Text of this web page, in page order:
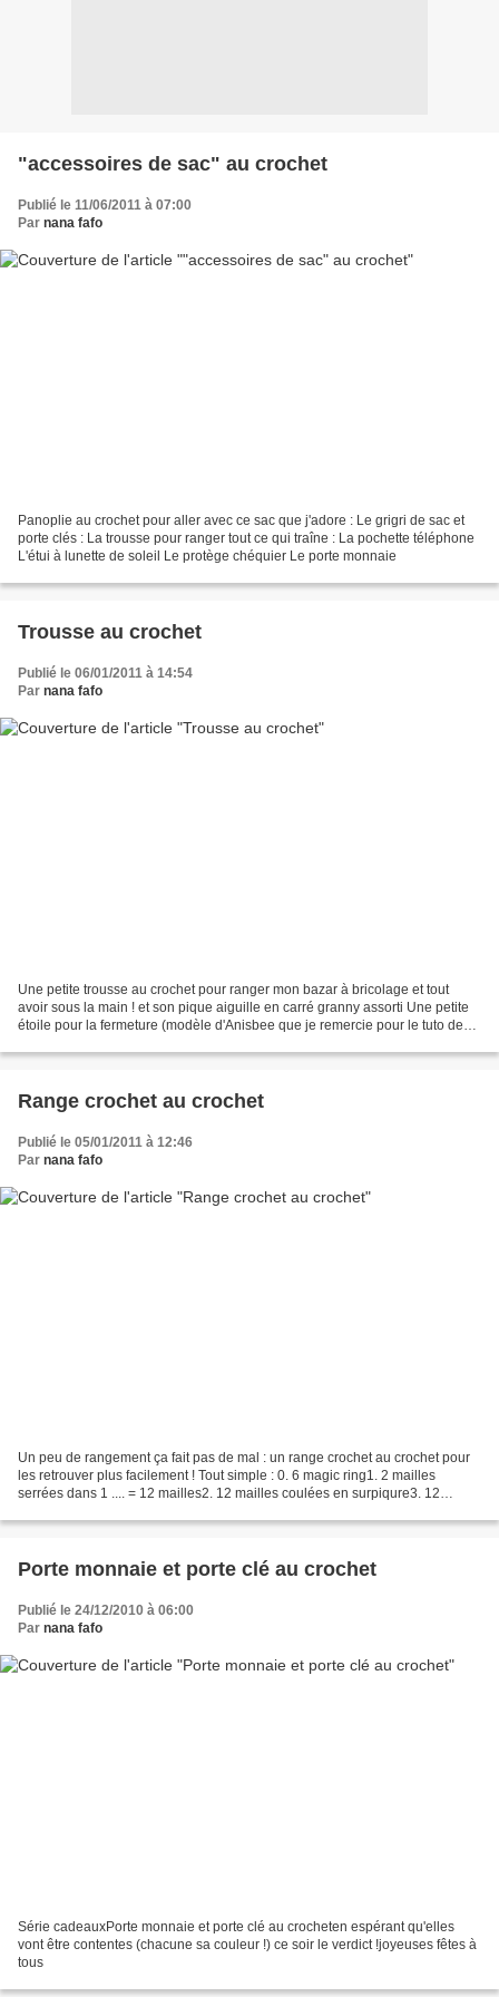
"accessoires de sac" au crochet
Publié le 11/06/2011 à 07:00
Par nana fafo
Panoplie au crochet pour aller avec ce sac que j'adore : Le grigri de sac et
porte clés : La trousse pour ranger tout ce qui traîne : La pochette téléphone
L'étui à lunette de soleil Le protège chéquier Le porte monnaie
Trousse au crochet
Publié le 06/01/2011 à 14:54
Par nana fafo
Une petite trousse au crochet pour ranger mon bazar à bricolage et tout
avoir sous la main ! et son pique aiguille en carré granny assorti Une petite
étoile pour la fermeture (modèle d'Anisbee que je remercie pour le tuto de
Range crochet au crochet
Publié le 05/01/2011 à 12:46
Par nana fafo
Un peu de rangement ça fait pas de mal : un range crochet au crochet pour
les retrouver plus facilement ! Tout simple : 0. 6 magic ring1. 2 mailles
serrées dans 1 .... = 12 mailles2. 12 mailles coulées en surpiqure3. 12
Porte monnaie et porte clé au crochet
Publié le 24/12/2010 à 06:00
Par nana fafo
Série cadeauxPorte monnaie et porte clé au crocheten espérant qu'elles
vont être contentes (chacune sa couleur !) ce soir le verdict !joyeuses fêtes à
tous